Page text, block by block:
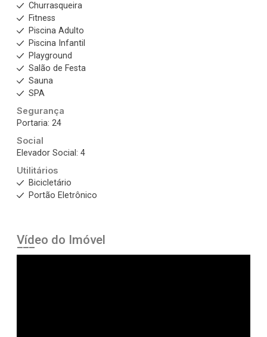
Churrasqueira
Fitness
Piscina Adulto
Piscina Infantil
Playground
Salão de Festa
Sauna
SPA
Segurança
Portaria: 24
Social
Elevador Social: 4
Utilitários
Bicicletário
Portão Eletrônico
Vídeo do Imóvel